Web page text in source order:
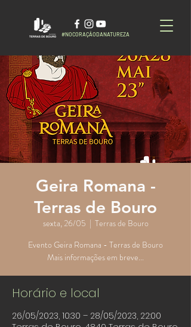
#NOCORAÇÃODANATUREZA
Geira Romana -
Terras de Bouro
sexta, 26/05
  |
Terras de Bouro
Evento Geira Romana - Terras de Bouro
Mais informações em breve...
Horário e local
26/05/2023, 10:30 – 28/05/2023, 22:00